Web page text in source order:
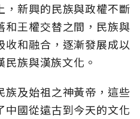
，新興的民族與政權不斷
和王權交替之間，民族與
和融合，逐漸發展成以
族與漢族文化。
族及始祖之神黃帝，這些
中國從遠古到今天的文化